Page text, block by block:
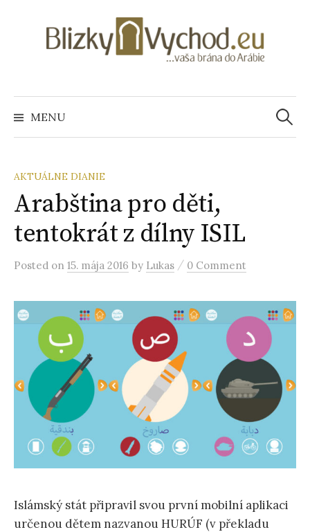
c
o
t
e
n
t
MENU H
ť
AKTUÁLNE DIANIE
Arabština pro děti,
tentokrát z dílny ISIL
Posted on 15. mája 2016 by Lukas / 0 Comment
Islámský stát připravil svou první mobilní aplikaci
určenou dětem nazvanou HURÚF (v překladu